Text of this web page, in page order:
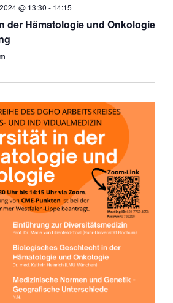
@ 13:30 - 14:15
der Hämatologie und Onkologie